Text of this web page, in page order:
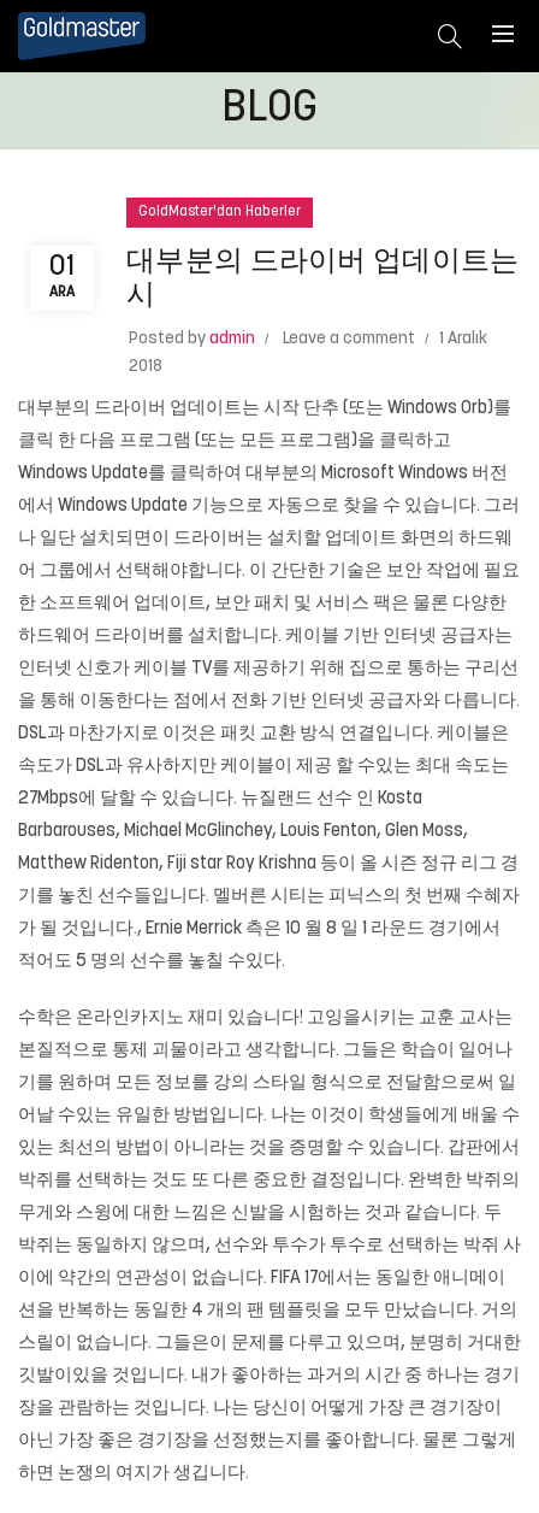
BLOG
01
ARA
GoldMaster'dan Haberler
대부분의 드라이버 업데이트는
시
Posted by admin Leave a comment
1 Aralık
2018
대부분의 드라이버 업데이트는 시작 단추 (또는 Windows Orb)를
클릭 한 다음 프로그램 (또는 모든 프로그램)을 클릭하고
Windows Update를 클릭하여 대부분의 Microsoft Windows 버전
에서 Windows Update 기능으로 자동으로 찾을 수 있습니다. 그러
나 일단 설치되면이 드라이버는 설치할 업데이트 화면의 하드웨
어 그룹에서 선택해야합니다. 이 간단한 기술은 보안 작업에 필요
한 소프트웨어 업데이트, 보안 패치 및 서비스 팩은 물론 다양한
하드웨어 드라이버를 설치합니다. 케이블 기반 인터넷 공급자는
인터넷 신호가 케이블 TV를 제공하기 위해 집으로 통하는 구리선
을 통해 이동한다는 점에서 전화 기반 인터넷 공급자와 다릅니다.
DSL과 마찬가지로 이것은 패킷 교환 방식 연결입니다. 케이블은
속도가 DSL과 유사하지만 케이블이 제공 할 수있는 최대 속도는
27Mbps에 달할 수 있습니다. 뉴질랜드 선수 인 Kosta
Barbarouses, Michael McGlinchey, Louis Fenton, Glen Moss,
Matthew Ridenton, Fiji star Roy Krishna 등이 올 시즌 정규 리그 경
기를 놓친 선수들입니다. 멜버른 시티는 피닉스의 첫 번째 수혜자
가 될 것입니다., Ernie Merrick 측은 10 월 8 일 1 라운드 경기에서
적어도 5 명의 선수를 놓칠 수있다.
수학은 온라인카지노 재미 있습니다! 고잉을시키는 교훈 교사는
본질적으로 통제 괴물이라고 생각합니다. 그들은 학습이 일어나
기를 원하며 모든 정보를 강의 스타일 형식으로 전달함으로써 일
어날 수있는 유일한 방법입니다. 나는 이것이 학생들에게 배울 수
있는 최선의 방법이 아니라는 것을 증명할 수 있습니다. 갑판에서
박쥐를 선택하는 것도 또 다른 중요한 결정입니다. 완벽한 박쥐의
무게와 스윙에 대한 느낌은 신발을 시험하는 것과 같습니다. 두
박쥐는 동일하지 않으며, 선수와 투수가 투수로 선택하는 박쥐 사
이에 약간의 연관성이 없습니다. FIFA 17에서는 동일한 애니메이
션을 반복하는 동일한 4 개의 팬 템플릿을 모두 만났습니다. 거의
스릴이 없습니다. 그들은이 문제를 다루고 있으며, 분명히 거대한
깃발이있을 것입니다. 내가 좋아하는 과거의 시간 중 하나는 경기
장을 관람하는 것입니다. 나는 당신이 어떻게 가장 큰 경기장이
아닌 가장 좋은 경기장을 선정했는지를 좋아합니다. 물론 그렇게
하면 논쟁의 여지가 생깁니다.